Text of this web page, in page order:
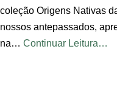
coleção Origens Nativas
nossos antepassados,
na… Continuar Leitura…